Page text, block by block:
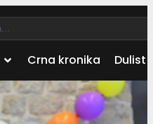
Crna kronika Dulist